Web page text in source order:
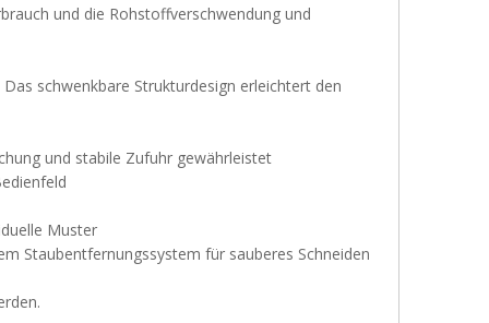
und die Rohstoffverschwendung und
schwenkbare Strukturdesign erleichtert den
und stabile Zufuhr gewährleistet
Muster
Staubentfernungssystem für sauberes Schneiden